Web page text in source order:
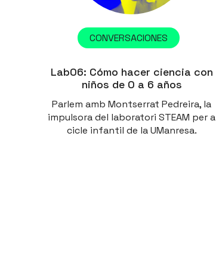
CONVERSACIONES
Lab06: Cómo hacer ciencia con
niños de 0 a 6 años
Parlem amb Montserrat Pedreira, la
impulsora del laboratori STEAM per a
cicle infantil de la UManresa.